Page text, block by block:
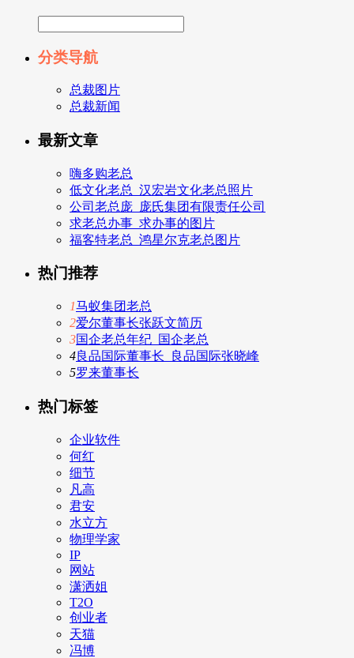
分类导航
总裁图片
总裁新闻
最新文章
嗨多购老总
低文化老总_汉宏岩文化老总照片
公司老总庞_庞氏集团有限责任公司
求老总办事_求办事的图片
福客特老总_鸿星尔克老总图片
热门推荐
1马蚁集团老总
2爱尔董事长张跃文简历
3国企老总年纪_国企老总
4良品国际董事长_良品国际张晓峰
5罗来董事长
热门标签
企业软件
何红
细节
凡高
君安
水立方
物理学家
IP
网站
潇洒姐
T2O
创业者
天猫
冯博